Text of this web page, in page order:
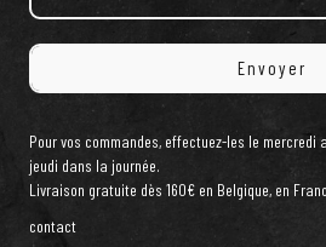
Pour vos commandes, effectuez-les le mercredi
jeudi dans la journée.
Livraison gratuite dès 160€ en Belgique, en
contact